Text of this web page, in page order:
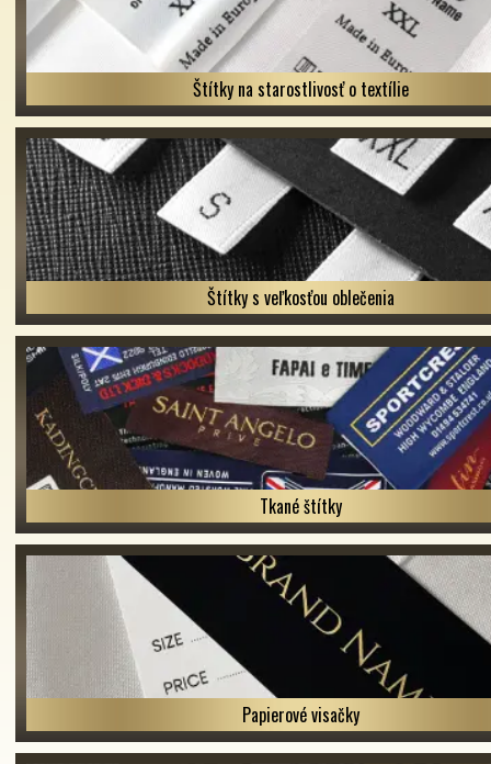
Štítky na starostlivosť o textílie
Štítky s veľkosťou oblečenia
Tkané štítky
Papierové visačky